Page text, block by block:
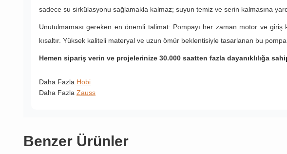
sadece su sirkülasyonu sağlamakla kalmaz; suyun temiz ve serin kalmasına
Unutulmaması gereken en önemli talimat: Pompayı her zaman motor ve giriş
kısaltır. Yüksek kaliteli materyal ve uzun ömür beklentisiyle tasarlanan bu
Hemen sipariş verin ve projelerinize 30.000 saatten fazla dayanıklılığa
Daha Fazla Hobi
Daha Fazla Zauss
Benzer Ürünler